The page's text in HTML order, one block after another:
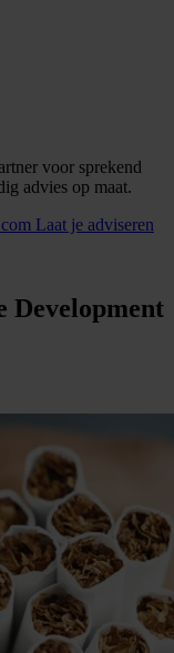
voor sprekend
advies op maat.
Laat je adviseren
Development